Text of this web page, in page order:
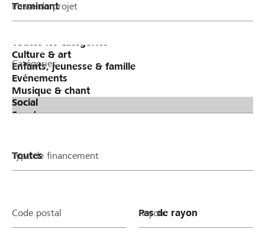
Phase du projet
Catégories
Type de financement
Code postal Rayon